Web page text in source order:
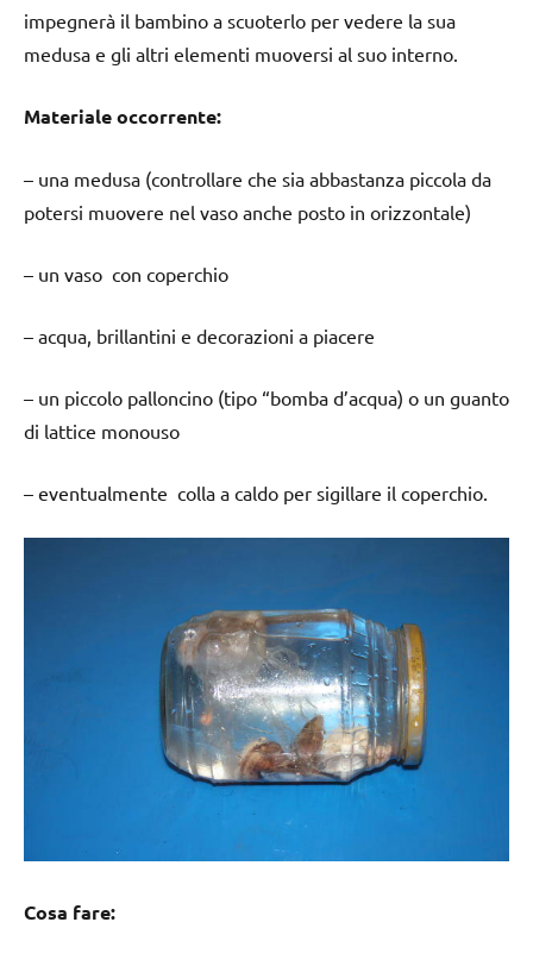
impegnerà il bambino a scuoterlo per vedere la sua
medusa e gli altri elementi muoversi al suo interno.
Materiale occorrente:
– una medusa (controllare che sia abbastanza piccola da
potersi muovere nel vaso anche posto in orizzontale)
– un vaso con coperchio
– acqua, brillantini e decorazioni a piacere
– un piccolo palloncino (tipo “bomba d’acqua) o un guanto
di lattice monouso
– eventualmente colla a caldo per sigillare il coperchio.
Cosa fare: